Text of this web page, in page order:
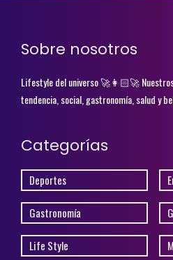
Sobre nosotros
Lifestyle del universo 🚀👩🏻‍🚀
tendencia, social, gastronomía, salud y
Categorías
Deportes
Gastronomía
Life Style